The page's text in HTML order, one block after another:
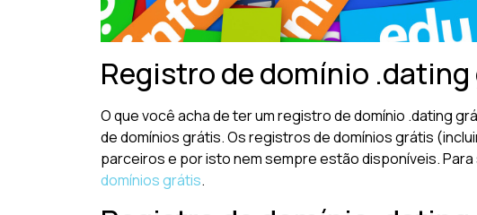
Registro de domínio
O que você acha de ter um registro de domínio .dating
de domínios grátis. Os registros de domínios grátis
parceiros e por isto nem sempre estão disponíveis.
domínios grátis.